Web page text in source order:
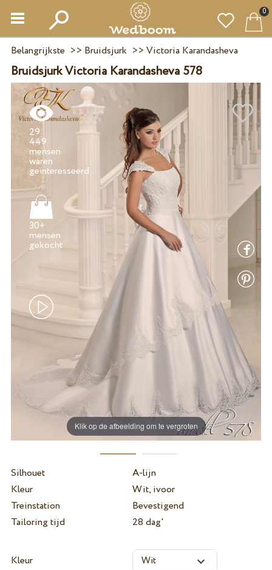
0
Belangrijkste >> Bruidsjurk >> Victoria Karandasheva
Bruidsjurk Victoria Karandasheva 578
Klik op de afbeelding om te vergroten
29
449
mensen
waren
30+
mensen
Silhouet
A-lijn
Kleur
Wit, ivoor
Treinstation
Bevestigend
Tailoring tijd
28 dag'
Kleur